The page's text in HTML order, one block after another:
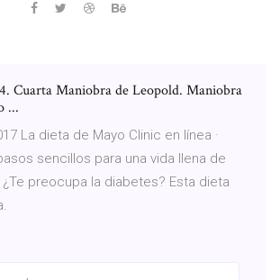
Cuarta Maniobra de Leopold. Maniobra
...
La dieta de Mayo Clinic en línea ·
sencillos para una vida llena de
¿Te preocupa la diabetes? Esta dieta